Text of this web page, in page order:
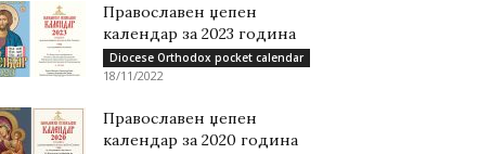
Православен џепен
календар за 2023 година
Diocese Orthodox pocket calendar
18/11/2022
Православен џепен
календар за 2020 година